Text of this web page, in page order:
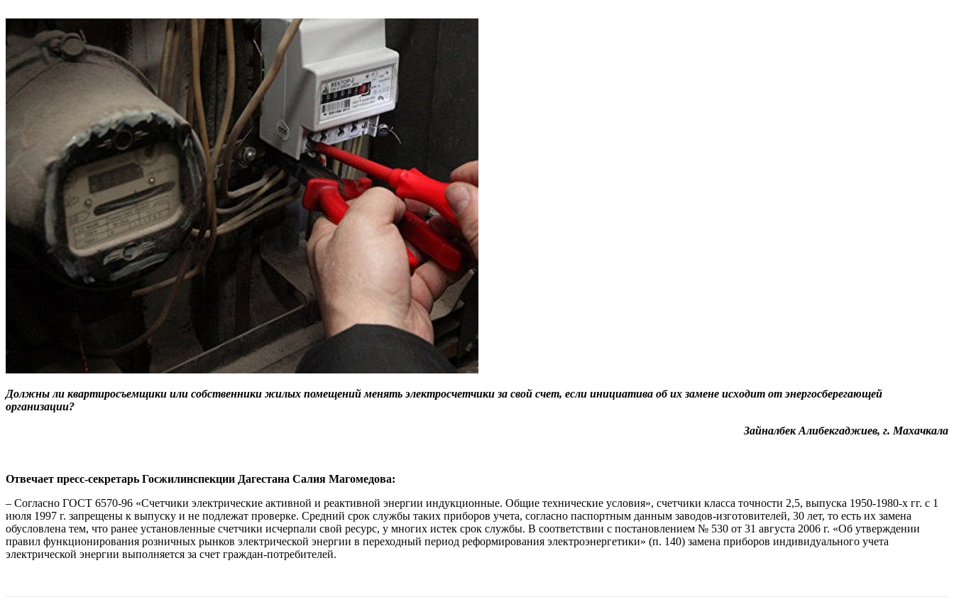
Должны ли квартиросъемщики или собственники жилых помещений менять электросчетчики за свой счет, если инициатива об их замене исходит от энергосберегающей
организации?
Зайналбек Алибекгаджиев, г. Махачкала
Отвечает пресс-секретарь Госжилинспекции Дагестана Салия Магомедова:
– Согласно ГОСТ 6570-96 «Счетчики электрические активной и реактивной энергии индукционные. Общие технические условия», счетчики класса точности 2,5, выпуска 1950-1980-х гг. с 1
июля 1997 г. запрещены к выпуску и не подлежат проверке. Средний срок службы таких приборов учета, согласно паспортным данным заводов-изготовителей, 30 лет, то есть их замена
обусловлена тем, что ранее установленные счетчики исчерпали свой ресурс, у многих истек срок службы. В соответствии с постановлением № 530 от 31 августа 2006 г. «Об утверждении
правил функционирования розничных рынков электрической энергии в переходный период реформирования электроэнергетики» (п. 140) замена приборов индивидуального учета
электрической энергии выполняется за счет граждан-потребителей.